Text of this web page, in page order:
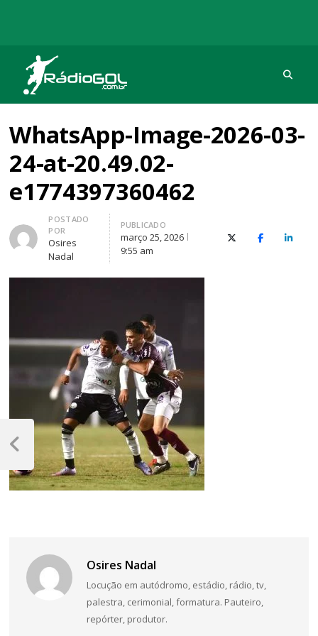
Rádio Gol
Há mais de 20 anos com as melhores coberturas
WhatsApp-Image-2026-03-
24-at-20.49.02-
e1774397360462
Autor
POSTADO
POR
Osires
Nadal
PUBLICADO
março 25, 2026
9:55 am
X (Twitter)Facebook
O
Osires Nadal
Locução em autódromo, estádio, rádio, tv,
palestra, cerimonial, formatura. Pauteiro,
repórter, produtor.
Navegação
de
Post
Post
Anterior